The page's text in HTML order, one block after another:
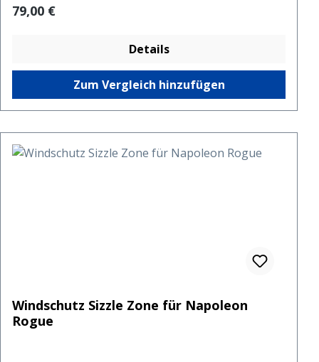
Regulärer Preis:
79,00 €
Details
Zum Vergleich hinzufügen
Windschutz Sizzle Zone für Napoleon
Rogue